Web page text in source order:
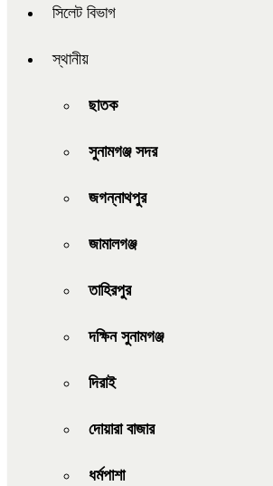
সিলেট বিভাগ
স্থানীয়
ছাতক
সুনামগঞ্জ সদর
জগন্নাথপুর
জামালগঞ্জ
তাহিরপুর
দক্ষিন সুনামগঞ্জ
দিরাই
দোয়ারা বাজার
ধর্মপাশা